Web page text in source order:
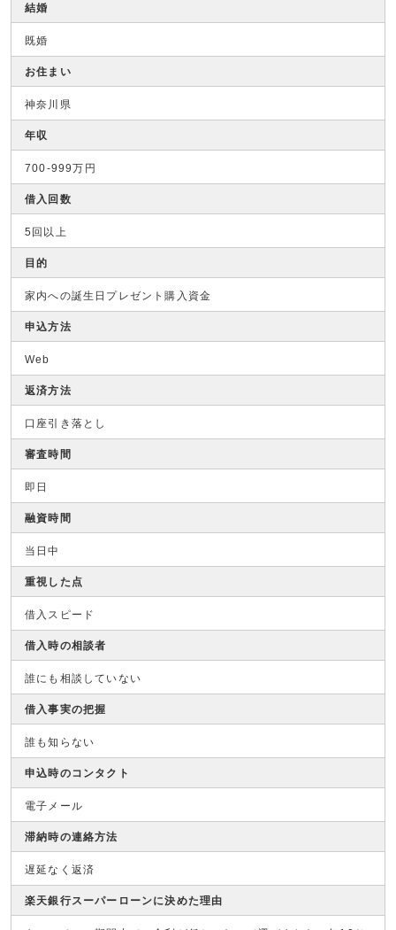
結婚
既婚
お住まい
神奈川県
年収
700-999万円
借入回数
5回以上
目的
家内への誕生日プレゼント購入資金
申込方法
Web
返済方法
口座引き落とし
審査時間
即日
融資時間
当日中
重視した点
借入スピード
借入時の相談者
誰にも相談していない
借入事実の把握
誰も知らない
申込時のコンタクト
電子メール
滞納時の連絡方法
遅延なく返済
楽天銀行スーパーローンに決めた理由